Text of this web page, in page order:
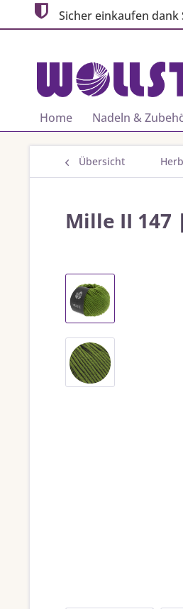
Sicher einkaufen dank
Home Nadeln &
Übersicht
Mille II 147